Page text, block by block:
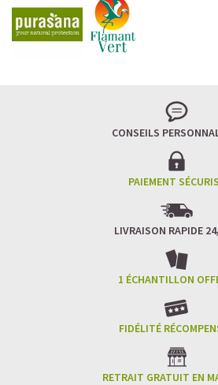
CONSEILS
PAIEMENT
LIVRAISON RAPIDE
1 ÉCHANTILLON
FIDÉLITÉ
RETRAIT GRATUIT EN